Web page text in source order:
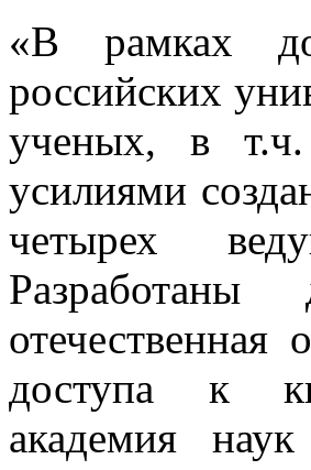
«В рамках
российских
ученых, в
усилиями
четырех
отечественная
доступа к
академия